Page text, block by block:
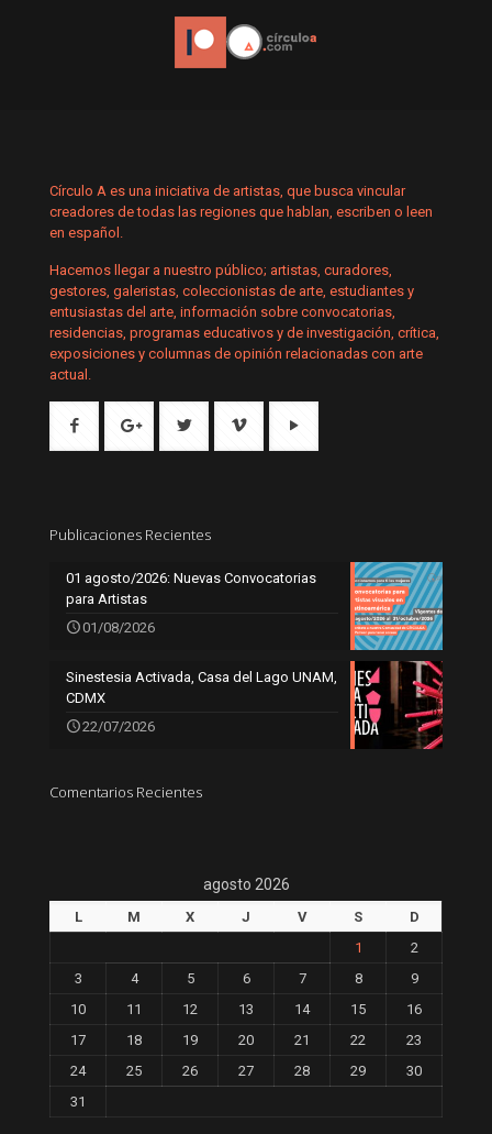
Círculo A es una iniciativa de artistas, que busca vincular
creadores de todas las regiones que hablan, escriben o leen
en español.
Hacemos llegar a nuestro público; artistas, curadores,
gestores, galeristas, coleccionistas de arte, estudiantes y
entusiastas del arte, información sobre convocatorias,
residencias, programas educativos y de investigación, crítica,
exposiciones y columnas de opinión relacionadas con arte
actual.
Publicaciones Recientes
01 agosto/2026: Nuevas Convocatorias
para Artistas
01/08/2026
Sinestesia Activada, Casa del Lago UNAM,
CDMX
22/07/2026
Comentarios Recientes
agosto 2026
L M X J V S
D
1
2
3
4 5 6 7 8
9
10
11 12 13 14 15
16
17
18 19 20 21 22
23
24
25 26 27 28 29
30
31